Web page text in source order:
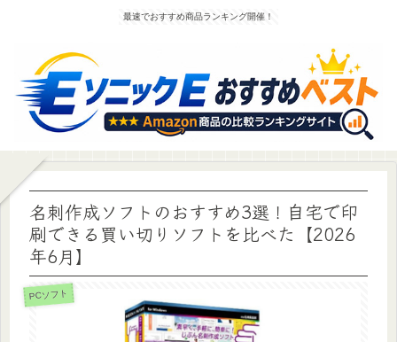
最速でおすすめ商品ランキング開催！
名刺作成ソフトのおすすめ3選！自宅で印
刷できる買い切りソフトを比べた【2026
年6月】
PCソフト